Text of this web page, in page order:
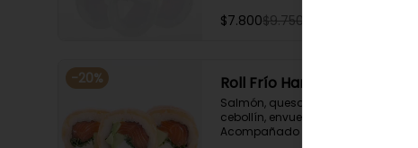
$7.800$9.750
-20% Roll Frío Hanamaki
Salmón, queso crema, palta y
cebollín, envuelto en salmón.
Acompañado con salsa de